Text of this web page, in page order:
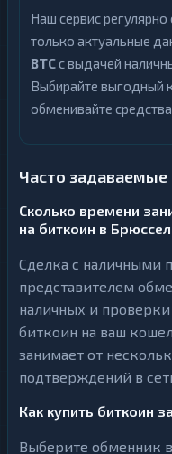
Наш сервис
только актуальные
BTCс выдачей
Выбирайте выгодный
обменивайте
Часто
Сколько времени
на биткоин в
Сделка с наличными
представителем
наличных и
биткоин на ваш
занимает от
подтверждений в
Как купить биткоин
Выберите обменник